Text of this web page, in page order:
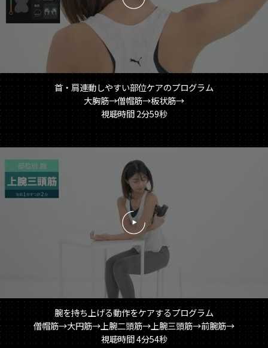
首・肩連動しやすい部位ケアのプログラム
大胸筋→僧帽筋→板状筋→
視聴時間 2分59秒
腕を持ち上げる動作をケアするプログラム
僧帽筋→大円筋→上腕二頭筋→上腕三頭筋→前腕筋→
視聴時間 4分54秒
る